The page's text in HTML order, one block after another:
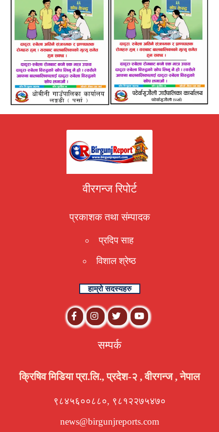
वीरगन्ज रिपोर्ट
प्रकाशक तथा संम्पादक
प्रदिप साह
विशाल श्रेष्ठ
हाम्रो सदस्यहरु
सम्पर्क
क्रिषिव मिडिया प्रा.लि., प्रदेश-२ , वीरगन्ज , नेपाल
९८४५६००८८०, ९८१२२७५४७०
news@birgunjreports.com